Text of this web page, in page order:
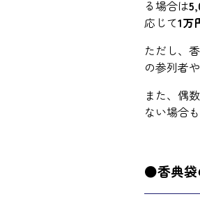
る場合は
応じて1万
ただし、
の参列者
また、偶
ない場合
●香典袋